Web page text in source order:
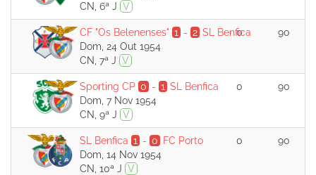
CN, 6ª J V
CF "Os Belenenses" 1 - 2 SL Benfica
Dom, 24 Out 1954
CN, 7ª J V
0 90
Sporting CP 0 - 1 SL Benfica
Dom, 7 Nov 1954
CN, 9ª J V
0 90
SL Benfica 1 - 0
FC Porto
Dom, 14 Nov 1954
CN, 10ª J V
0 90